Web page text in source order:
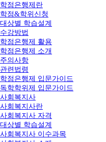
학점은행제란
학점&학위신청
대상별 학습설계
수강방법
학점은행제 활용
학점은행제 소개
주의사항
관련법령
학점은행제 입문가이드
독학학위제 입문가이드
사회복지사
사회복지사란
사회복지사 자격
대상별 학습설계
사회복지사 이수과목